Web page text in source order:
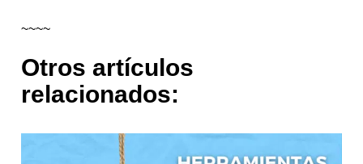
~~~~
Otros artículos
relacionados: